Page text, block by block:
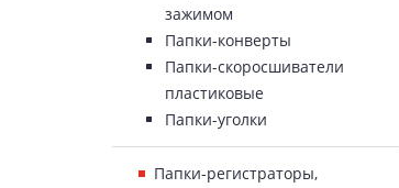
зажимом
Папки-конверты
Папки-скоросшиватели
пластиковые
Папки-уголки
Папки-регистраторы,